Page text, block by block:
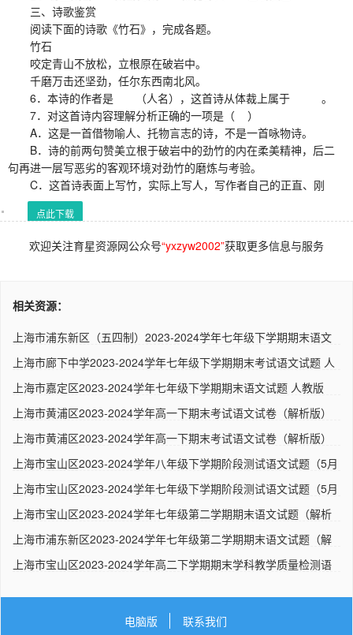
三、诗歌鉴赏
阅读下面的诗歌《竹石》，完成各题。
竹石
咬定青山不放松，立根原在破岩中。
千磨万击还坚劲，任尔东西南北风。
6．本诗的作者是 （人名），这首诗从体裁上属于 。
7．对这首诗内容理解分析正确的一项是（ ）
A．这是一首借物喻人、托物言志的诗，不是一首咏物诗。
B．诗的前两句赞美立根于破岩中的劲竹的内在柔美精神，后二
句再进一层写恶劣的客观环境对劲竹的磨炼与考验。
C．这首诗表面上写竹，实际上写人，写作者自己的正直、刚
点此下载
欢迎关注育星资源网公众号“yxzyw2002”获取更多信息与服务
相关资源：
上海市浦东新区（五四制）2023-2024学年七年级下学期期末语文
上海市廊下中学2023-2024学年七年级下学期期末考试语文试题 人
上海市嘉定区2023-2024学年七年级下学期期末语文试题 人教版
上海市黄浦区2023-2024学年高一下期末考试语文试卷（解析版）
上海市黄浦区2023-2024学年高一下期末考试语文试卷（解析版）
上海市宝山区2023-2024学年八年级下学期阶段测试语文试题（5月
上海市宝山区2023-2024学年七年级下学期阶段测试语文试题（5月
上海市宝山区2023-2024学年七年级第二学期期末语文试题（解析
上海市浦东新区2023-2024学年七年级第二学期期末语文试题（解
上海市宝山区2023-2024学年高二下学期期末学科教学质量检测语
电脑版 联系我们